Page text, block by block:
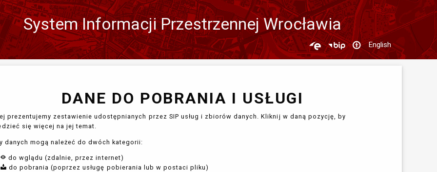
System Informacji Przestrzennej Wrocławia
Zmień
język
English
DANE DO POBRANIA I USŁUGI
prezentujemy zestawienie udostępnianych przez SIP usług i zbiorów danych. Kliknij w daną pozycję, by
się więcej na jej temat.
danych mogą należeć do dwóch kategorii:
do wglądu (zdalnie, przez internet)
do pobrania (poprzez usługę pobierania lub w postaci pliku)